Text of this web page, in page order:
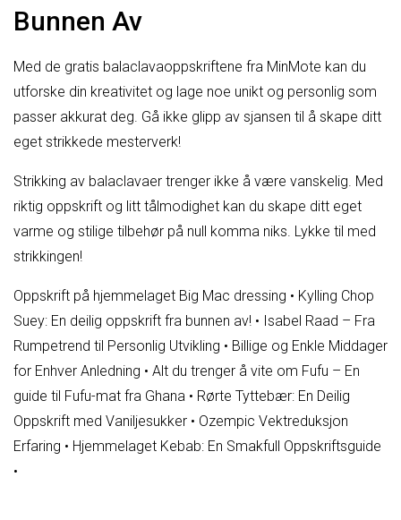
Bunnen Av
Med de gratis balaclavaoppskriftene fra MinMote kan du
utforske din kreativitet og lage noe unikt og personlig som
passer akkurat deg. Gå ikke glipp av sjansen til å skape ditt
eget strikkede mesterverk!
Strikking av balaclavaer trenger ikke å være vanskelig. Med
riktig oppskrift og litt tålmodighet kan du skape ditt eget
varme og stilige tilbehør på null komma niks. Lykke til med
strikkingen!
Oppskrift på hjemmelaget Big Mac dressing • Kylling Chop
Suey: En deilig oppskrift fra bunnen av! • Isabel Raad – Fra
Rumpetrend til Personlig Utvikling • Billige og Enkle Middager
for Enhver Anledning • Alt du trenger å vite om Fufu – En
guide til Fufu-mat fra Ghana • Rørte Tyttebær: En Deilig
Oppskrift med Vaniljesukker • Ozempic Vektreduksjon
Erfaring • Hjemmelaget Kebab: En Smakfull Oppskriftsguide
•